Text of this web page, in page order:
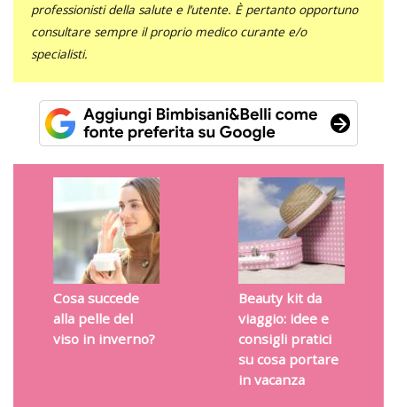
professionisti della salute e l’utente. È pertanto opportuno
consultare sempre il proprio medico curante e/o
specialisti.
Cosa succede
alla pelle del
viso in inverno?
Beauty kit da
viaggio: idee e
consigli pratici
su cosa portare
in vacanza